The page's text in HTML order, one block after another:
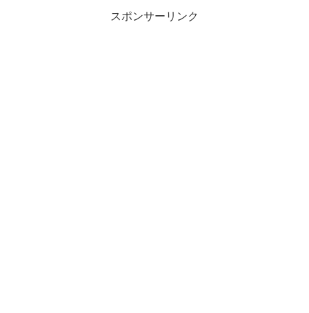
スポンサーリンク